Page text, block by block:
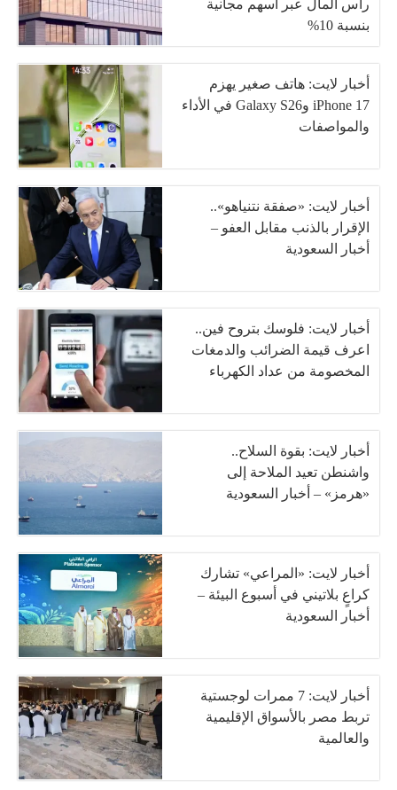
رأس المال عبر أسهم مجانية
بنسبة 10%
أخبار لايت: هاتف صغير يهزم
iPhone 17 وGalaxy S26 في الأداء
والمواصفات
أخبار لايت: «صفقة نتنياهو»..
الإقرار بالذنب مقابل العفو –
أخبار السعودية
أخبار لايت: فلوسك بتروح فين..
اعرف قيمة الضرائب والدمغات
المخصومة من عداد الكهرباء
أخبار لايت: بقوة السلاح..
واشنطن تعيد الملاحة إلى
«هرمز» – أخبار السعودية
أخبار لايت: «المراعي» تشارك
كراعٍ بلاتيني في أسبوع البيئة –
أخبار السعودية
أخبار لايت: 7 ممرات لوجستية
تربط مصر بالأسواق الإقليمية
والعالمية